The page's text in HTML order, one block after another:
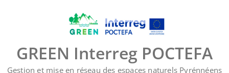
GREEN Interreg POCTEFA
Gestion et mise en réseau des espaces naturels Pyrénnéens